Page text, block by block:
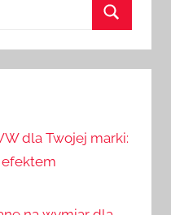
dla Twojej marki:
efektem